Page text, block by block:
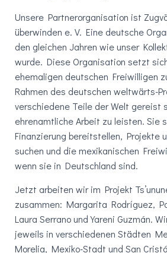
Unsere Partnerorganisation ist
überwinden e. V. Eine deutsche
den gleichen Jahren wie unser
wurde. Diese Organisation setzt
ehemaligen deutschen Freiwilligen
Rahmen des deutschen weltwärts-
verschiedene Teile der Welt gereist
ehrenamtliche Arbeit zu leisten. Sie
Finanzierung bereitstellen, Projekte
suchen und die mexikanischen
wenn sie in Deutschland sind.
Jetzt arbeiten wir im Projekt
zusammen: Margarita Rodríguez,
Laura Serrano und Yareni Guzmán.
jeweils in verschiedenen Städten
Morelia, Mexiko-Stadt und San